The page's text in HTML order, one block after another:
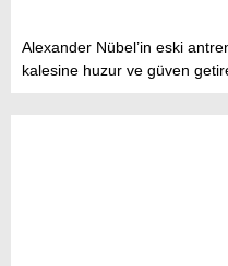
Alexander Nübel’in eski
kalesine huzur ve güven